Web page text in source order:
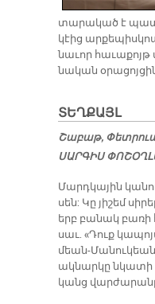
տա­րա­կած է
կէից
նա­ւոր
նա­կան
ՏԵՂՔԱՅԼ
Շաբաթ,
ՍԱՐԳԻՍ
Մարդ­կա­յին
սեն: Կը յի­շեմ
երբ բա­նակ բա­ռի
սաւ. «Դուք
մեան-
ակ­նար­կը նկա­տի
կանց